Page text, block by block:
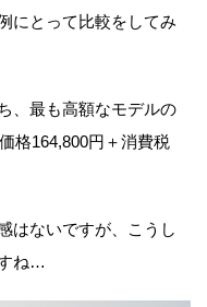
にとって比較をしてみ
、最も高額なモデルの
格164,800円＋消費税
はないですが、こうし
ね…